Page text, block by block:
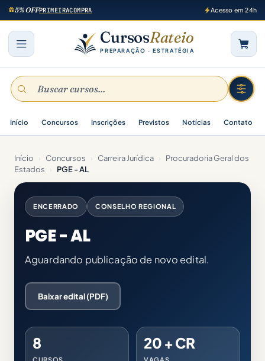
5% OFFPRIMEIRACOMPRA Acesso em 24h
CursosRateio
PREPARAÇÃO · ESTRATÉGIA
Início Concursos Inscrições Previstos Notícias Contato
Início › Concursos › Carreira Jurídica ›
Procuradoria Geral dos
Estados
› PGE - AL
ENCERRADO CONSELHO REGIONAL
PGE - AL
Aguardando publicação de novo edital.
Baixar edital (PDF)
8 20 + CR